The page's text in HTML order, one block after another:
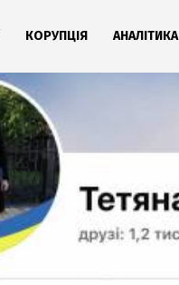
КОРУПЦІЯ АНАЛІТИКА